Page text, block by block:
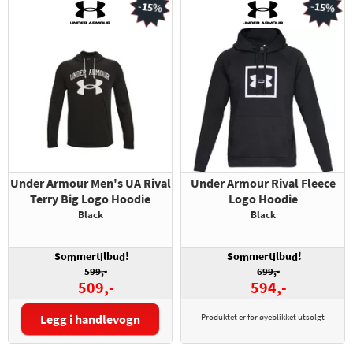
Under Armour Men's UA Rival
Terry Big Logo Hoodie
Black
Sommertilbud!
599,-
509,-
-15%
Størrelse:
Legg i handlevogn
Under Armour Rival Fleece
Logo Hoodie
Black
Sommertilbud!
699,-
594,-
-15%
Produktet er for øyeblikket utsolgt